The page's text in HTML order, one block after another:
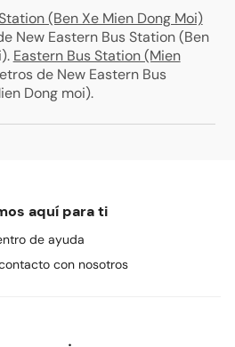
(Ben Xe Mien Dong Moi)
New Eastern Bus Station (Ben
. Eastern Bus Station (Mien
de New Eastern Bus
Dong moi).
aquí para ti
de ayuda
con nosotros